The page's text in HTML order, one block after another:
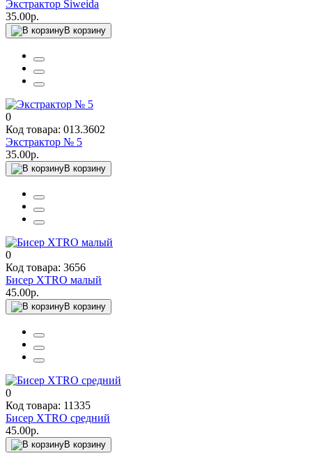
Экстрактор Siweida
35.00р.
В корзину
0
Код товара: 013.3602
Экстрактор № 5
35.00р.
В корзину
0
Код товара: 3656
Бисер XTRO малый
45.00р.
В корзину
0
Код товара: 11335
Бисер XTRO средний
45.00р.
В корзину